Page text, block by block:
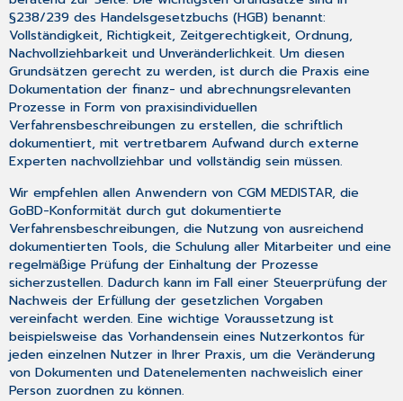
§238/239 des Handelsgesetzbuchs (HGB) benannt:
Vollständigkeit, Richtigkeit, Zeitgerechtigkeit, Ordnung,
Nachvollziehbarkeit und Unveränderlichkeit. Um diesen
Grundsätzen gerecht zu werden, ist durch die Praxis eine
Dokumentation der finanz- und abrechnungsrelevanten
Prozesse in Form von praxisindividuellen
Verfahrensbeschreibungen zu erstellen, die schriftlich
dokumentiert, mit vertretbarem Aufwand durch externe
Experten nachvollziehbar und vollständig sein müssen.
Wir empfehlen allen Anwendern von CGM MEDISTAR, die
GoBD-Konformität durch gut dokumentierte
Verfahrensbeschreibungen, die Nutzung von ausreichend
dokumentierten Tools, die Schulung aller Mitarbeiter und eine
regelmäßige Prüfung der Einhaltung der Prozesse
sicherzustellen. Dadurch kann im Fall einer Steuerprüfung der
Nachweis der Erfüllung der gesetzlichen Vorgaben
vereinfacht werden. Eine wichtige Voraussetzung ist
beispielsweise das Vorhandensein eines Nutzerkontos für
jeden einzelnen Nutzer in Ihrer Praxis, um die Veränderung
von Dokumenten und Datenelementen nachweislich einer
Person zuordnen zu können.